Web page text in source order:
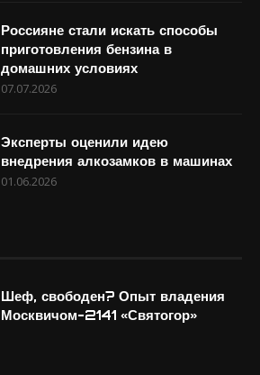
Россияне стали искать способы
приготовления бензина в
домашних условиях
07.07.2026
Эксперты оценили идею
внедрения алкозамков в машинах
01.06.2026
Шеф, свободен? Опыт владения
Москвичом-2141 «Святогор»